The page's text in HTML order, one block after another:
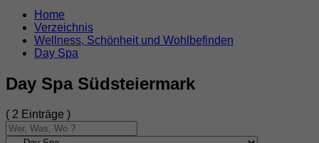
Home
Verzeichnis
Wellness, Schönheit und Wohlbefinden
Day Spa
Day Spa Südsteiermark
( 2 Einträge )